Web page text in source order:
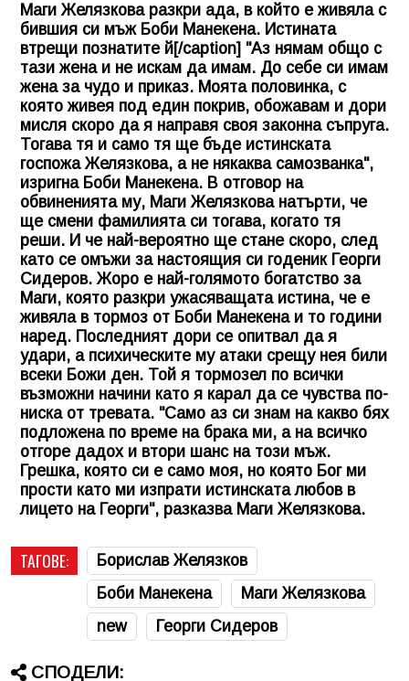
Маги Желязкова разкри ада, в който е живяла с
бившия си мъж Боби Манекена. Истината
втрещи познатите й[/caption] "Аз нямам общо с
тази жена и не искам да имам. До себе си имам
жена за чудо и приказ. Моята половинка, с
която живея под един покрив, обожавам и дори
мисля скоро да я направя своя законна съпруга.
Тогава тя и само тя ще бъде истинската
госпожа Желязкова, а не някаква самозванка",
изригна Боби Манекена. В отговор на
обвиненията му, Маги Желязкова натърти, че
ще смени фамилията си тогава, когато тя
реши. И че най-вероятно ще стане скоро, след
като се омъжи за настоящия си годеник Георги
Сидеров. Жоро е най-голямото богатство за
Маги, която разкри ужасяващата истина, че е
живяла в тормоз от Боби Манекена и то години
наред. Последният дори се опитвал да я
удари, а психическите му атаки срещу нея били
всеки Божи ден. Той я тормозел по всички
възможни начини като я карал да се чувства по-
ниска от тревата. "Само аз си знам на какво бях
подложена по време на брака ми, а на всичко
отгоре дадох и втори шанс на този мъж.
Грешка, която си е само моя, но която Бог ми
прости като ми изпрати истинската любов в
лицето на Георги", разказва Маги Желязкова.
ТАГОВЕ:
Борислав Желязков
Боби Манекена
Маги Желязкова
new
Георги Сидеров
СПОДЕЛИ: